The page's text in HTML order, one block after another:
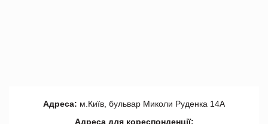
Адреса: м.Київ, бульвар Миколи Руденка 14А
Адреса для кореспонденції: